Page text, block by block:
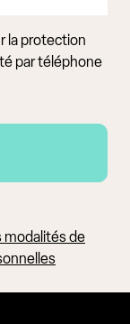
la protection
par téléphone
modalités de